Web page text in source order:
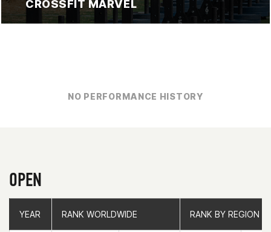
CROSSFIT MARVEL
NO PERFORMANCE HISTORY
OPEN
YEAR RANK WORLDWIDE RANK BY REGION
YEAR RANK WORLDWIDE RANK BY REGION